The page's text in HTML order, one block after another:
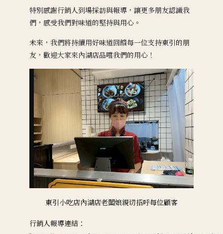
特別感謝行銷人到場採訪與報導，讓更多朋友認識我
們，感受我們對味道的堅持與用心。
未來，我們將持續用好味道回饋每一位支持東引的朋
友，歡迎大家來內湖店品嚐我們的用心！
東引小吃店內湖店老闆娘親切招呼每位顧客
行銷人報導連結：